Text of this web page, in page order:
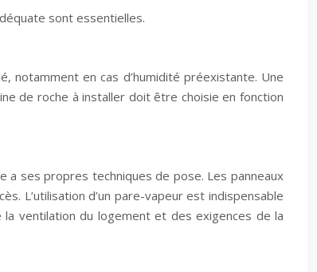
sont essentielles.
en cas d’humidité préexistante. Une
de roche à installer doit être choisie en fonction
a ses propres techniques de pose. Les panneaux
L’utilisation d’un pare-vapeur est indispensable
ventilation du logement et des exigences de la